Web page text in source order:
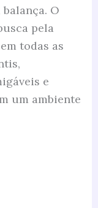
O
pela
todas as
​​e
um ambiente